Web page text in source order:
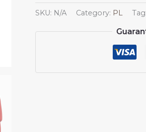
Czapka
daszkiem
Godło
SKU: N/A Category: PL Tag: